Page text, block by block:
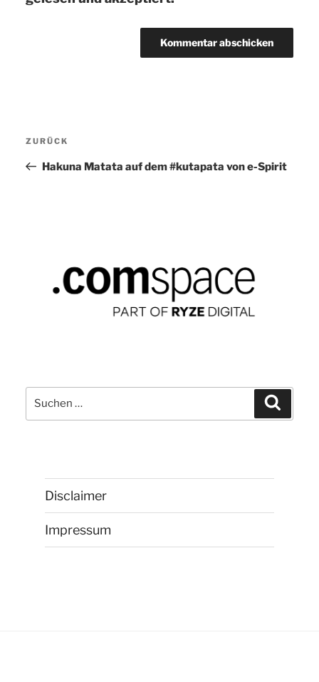
Vorheriger
Beitrag
ZURÜCK
Hakuna Matata auf dem #kutapata von e-Spirit
Suchen
nach:
Disclaimer
Impressum